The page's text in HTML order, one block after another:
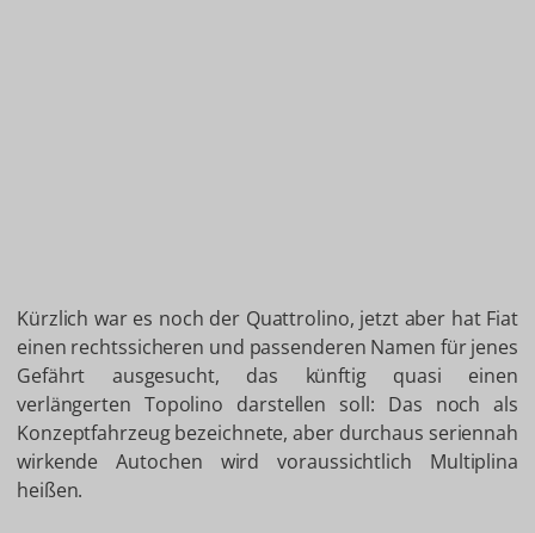
Kürzlich war es noch der Quattrolino, jetzt aber hat Fiat
einen rechtssicheren und passenderen Namen für jenes
Gefährt ausgesucht, das künftig quasi einen
verlängerten Topolino darstellen soll: Das noch als
Konzeptfahrzeug bezeichnete, aber durchaus seriennah
wirkende Autochen wird voraussichtlich Multiplina
heißen.